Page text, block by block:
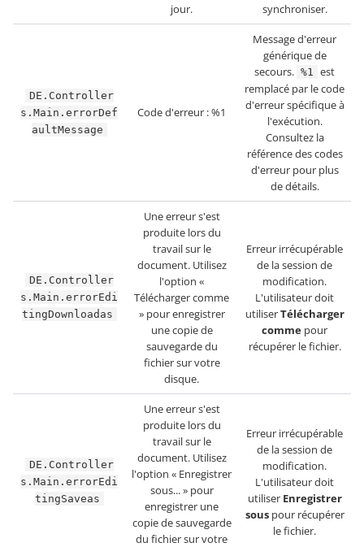
jour.
synchroniser.
DE.Controller
s.Main.errorDef
aultMessage
Code d'erreur : %1
Message d'erreur
générique de
secours. %1 est
remplacé par le code
d'erreur spécifique à
l'exécution.
Consultez la
référence des codes
d'erreur pour plus
de détails.
DE.Controller
s.Main.errorEdi
tingDownloadas
Une erreur s'est
produite lors du
travail sur le
document. Utilisez
l'option «
Télécharger comme
» pour enregistrer
une copie de
sauvegarde du
fichier sur votre
disque.
Erreur irrécupérable
de la session de
modification.
L'utilisateur doit
utiliserTélécharger
comme pour
récupérer le fichier.
DE.Controller
s.Main.errorEdi
tingSaveas
Une erreur s'est
produite lors du
travail sur le
document. Utilisez
l'option « Enregistrer
sous... » pour
enregistrer une
copie de sauvegarde
du fichier sur votre
Erreur irrécupérable
de la session de
modification.
L'utilisateur doit
utiliser Enregistrer
souspour récupérer
le fichier.